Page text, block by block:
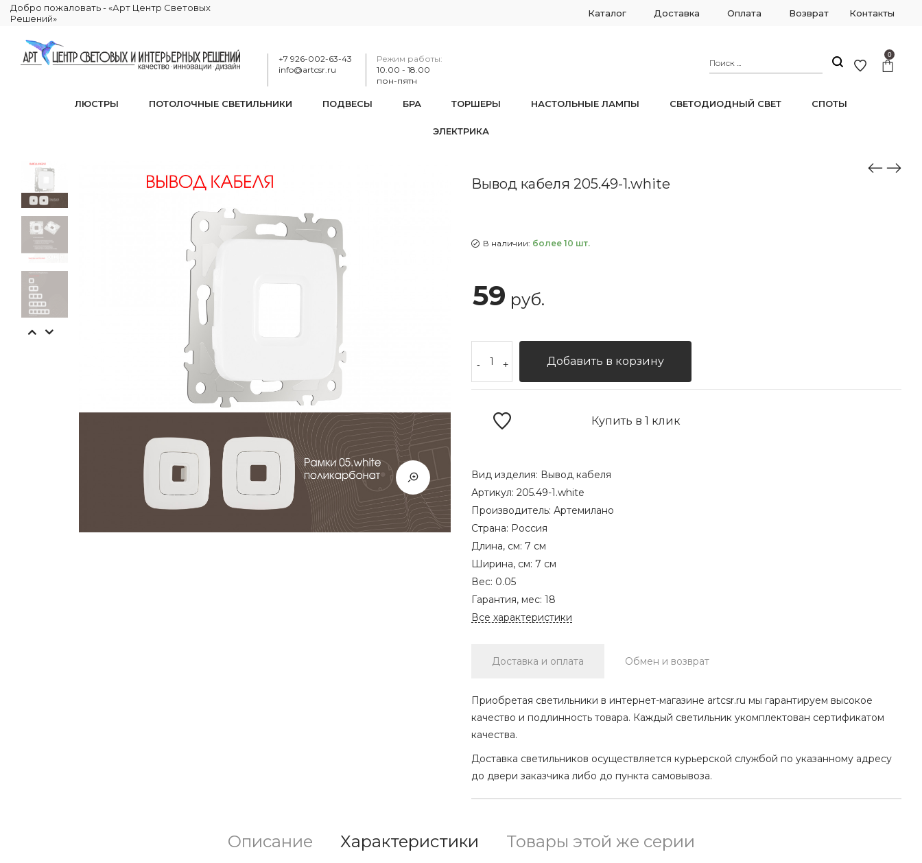
Добро пожаловать - «Арт Центр Световых
Решений»
Каталог Доставка Оплата Возврат Контакты
+7 926-002-63-43
info@artcsr.ru
Режим работы:
10.00 - 18.00
пон-пятн
0
ЛЮСТРЫ ПОТОЛОЧНЫЕ СВЕТИЛЬНИКИ ПОДВЕСЫ БРА ТОРШЕРЫ НАСТОЛЬНЫЕ ЛАМПЫ СВЕТОДИОДНЫЙ СВЕТ СПОТЫ
ЭЛЕКТРИКА
Вывод кабеля 205.49-1.white
В наличии: более 10 шт.
59 руб.
- + Добавить в корзину
Купить в 1 клик
Вид изделия: Вывод кабеля
Артикул: 205.49-1.white
Производитель: Артемилано
Страна: Россия
Длина, см: 7 см
Ширина, см: 7 см
Вес: 0.05
Гарантия, мес: 18
Все характеристики
Доставка и оплата Обмен и возврат
Приобретая светильники в интернет-магазине artcsr.ru мы гарантируем высокое
качество и подлинность товара. Каждый светильник укомплектован сертификатом
качества.
Доставка светильников осуществляется курьерской службой по указанному адресу
до двери заказчика либо до пункта самовывоза.
Описание Характеристики Товары этой же серии